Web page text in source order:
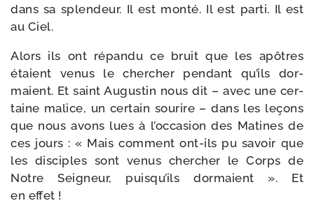
dans sa splen­deur. Il est mon­té. Il est par­ti. Il est
au Ciel.
Alors ils ont répan­du ce bruit que les apôtres
étaient venus le cher­cher pen­dant qu’ils dor­
maient. Et saint Augustin nous dit – avec une cer­
taine malice, un cer­tain sou­rire – dans les leçons
que nous avons lues à l’occasion des Matines de
ces jours : « Mais com­ment ont-​ils pu savoir que
les dis­ciples sont venus cher­cher le Corps de
Notre Seigneur, puisqu’ils dor­maient ». Et
en effet !